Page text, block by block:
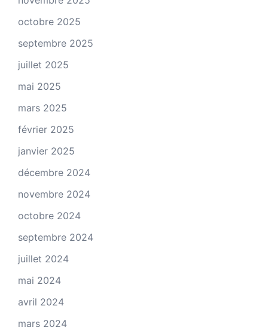
octobre 2025
septembre 2025
juillet 2025
mai 2025
mars 2025
février 2025
janvier 2025
décembre 2024
novembre 2024
octobre 2024
septembre 2024
juillet 2024
mai 2024
avril 2024
mars 2024